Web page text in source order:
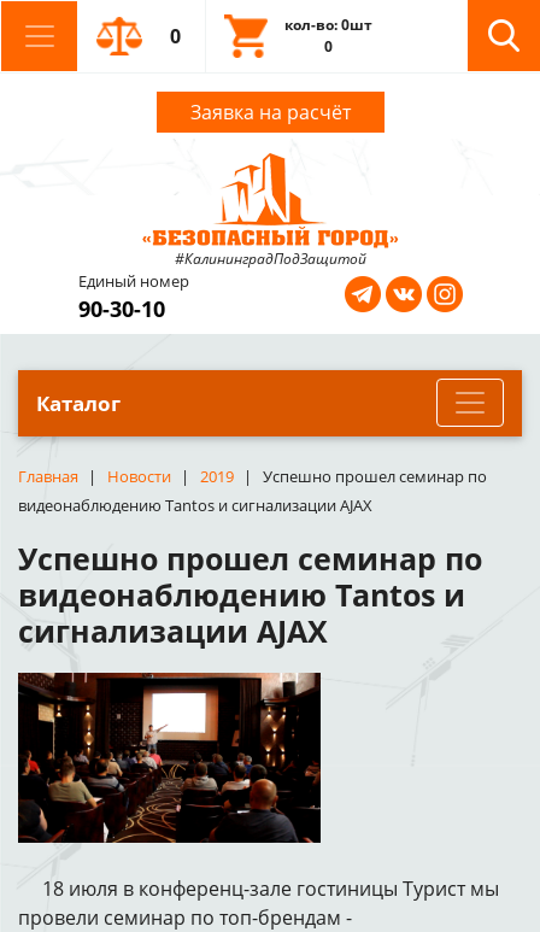
0
кол-во: 0шт
0
Заявка на расчёт
#КалининградПодЗащитой
Единый номер
90-30-10
Каталог
Главная Новости 2019
Успешно прошел семинар по
видеонаблюдению Tantos и сигнализации AJAX
Успешно прошел семинар по
видеонаблюдению Tantos и
сигнализации AJAX
18 июля в конференц-зале гостиницы Турист мы
провели семинар по топ-брендам -